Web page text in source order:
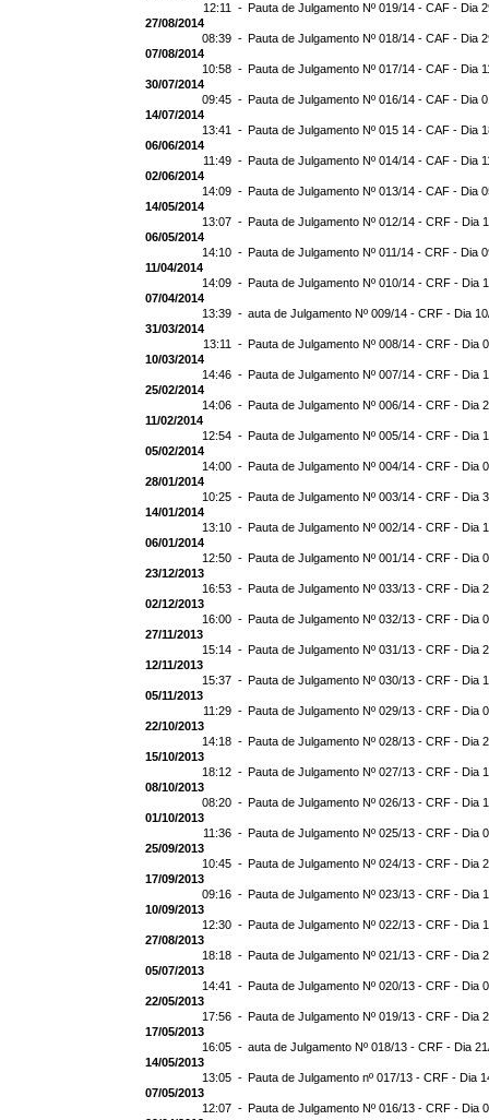
12:11 - Pauta de Julgamento Nº 019/14 - CAF - Dia
27/08/2014
08:39 - Pauta de Julgamento Nº 018/14 - CAF - Dia
07/08/2014
10:58 - Pauta de Julgamento Nº 017/14 - CAF - Dia
30/07/2014
09:45 - Pauta de Julgamento Nº 016/14 - CAF - Dia
14/07/2014
13:41 - Pauta de Julgamento Nº 015 14 - CAF - Dia
06/06/2014
11:49 - Pauta de Julgamento Nº 014/14 - CAF - Dia
02/06/2014
14:09 - Pauta de Julgamento Nº 013/14 - CAF - Dia
14/05/2014
13:07 - Pauta de Julgamento Nº 012/14 - CRF - Dia
06/05/2014
14:10 - Pauta de Julgamento Nº 011/14 - CRF - Dia
11/04/2014
14:09 - Pauta de Julgamento Nº 010/14 - CRF - Dia
07/04/2014
13:39 - auta de Julgamento Nº 009/14 - CRF - Dia
31/03/2014
13:11 - Pauta de Julgamento Nº 008/14 - CRF - Dia
10/03/2014
14:46 - Pauta de Julgamento Nº 007/14 - CRF - Dia
25/02/2014
14:06 - Pauta de Julgamento Nº 006/14 - CRF - Dia
11/02/2014
12:54 - Pauta de Julgamento Nº 005/14 - CRF - Dia
05/02/2014
14:00 - Pauta de Julgamento Nº 004/14 - CRF - Dia
28/01/2014
10:25 - Pauta de Julgamento Nº 003/14 - CRF - Dia
14/01/2014
13:10 - Pauta de Julgamento Nº 002/14 - CRF - Dia
06/01/2014
12:50 - Pauta de Julgamento Nº 001/14 - CRF - Dia
23/12/2013
16:53 - Pauta de Julgamento Nº 033/13 - CRF - Dia
02/12/2013
16:00 - Pauta de Julgamento Nº 032/13 - CRF - Dia
27/11/2013
15:14 - Pauta de Julgamento Nº 031/13 - CRF - Dia
12/11/2013
15:37 - Pauta de Julgamento Nº 030/13 - CRF - Dia
05/11/2013
11:29 - Pauta de Julgamento Nº 029/13 - CRF - Dia
22/10/2013
14:18 - Pauta de Julgamento Nº 028/13 - CRF - Dia
15/10/2013
18:12 - Pauta de Julgamento Nº 027/13 - CRF - Dia
08/10/2013
08:20 - Pauta de Julgamento Nº 026/13 - CRF - Dia
01/10/2013
11:36 - Pauta de Julgamento Nº 025/13 - CRF - Dia
25/09/2013
10:45 - Pauta de Julgamento Nº 024/13 - CRF - Dia
17/09/2013
09:16 - Pauta de Julgamento Nº 023/13 - CRF - Dia
10/09/2013
12:30 - Pauta de Julgamento Nº 022/13 - CRF - Dia
27/08/2013
18:18 - Pauta de Julgamento Nº 021/13 - CRF - Dia
05/07/2013
14:41 - Pauta de Julgamento Nº 020/13 - CRF - Dia
22/05/2013
17:56 - Pauta de Julgamento Nº 019/13 - CRF - Dia
17/05/2013
16:05 - auta de Julgamento Nº 018/13 - CRF - Dia
14/05/2013
13:05 - Pauta de Julgamento nº 017/13 - CRF - Dia
07/05/2013
12:07 - Pauta de Julgamento Nº 016/13 - CRF - Dia